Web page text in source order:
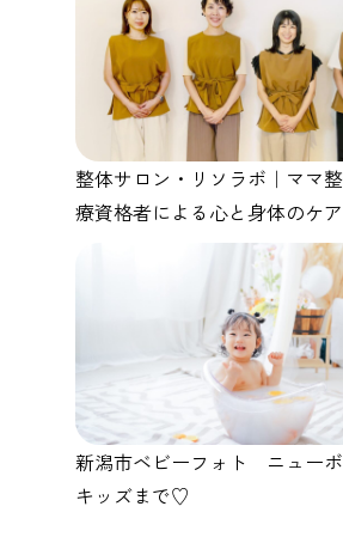
整体サロン・リソラボ｜ママ
療資格者による心と身体のケ
新潟市ベビーフォト ニュー
キッズまで♡